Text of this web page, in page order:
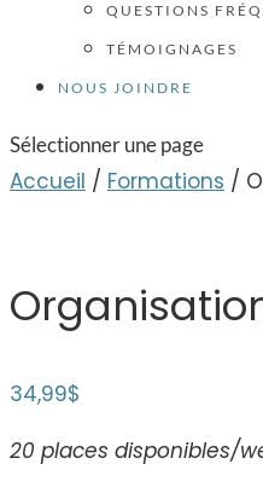
QUESTIONS
TÉMOIGNAGES
NOUS JOINDRE
Sélectionner une page
Accueil / Formations /
34,99$
20 places disponibles/